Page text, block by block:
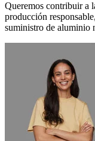
Queremos contribuir a
producción
suministro de aluminio